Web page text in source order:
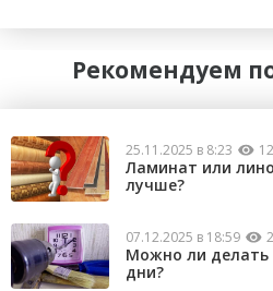
Рекомендуем
25.11.2025 в 8:23
Ламинат или
лучше?
07.12.2025 в 18:59
Можно ли
дни?